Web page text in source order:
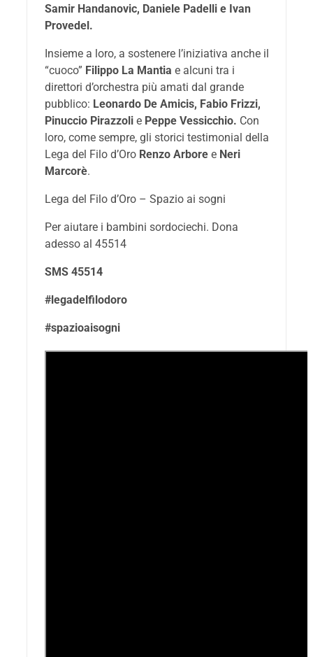
Samir Handanovic, Daniele Padelli e Ivan
Provedel.
Insieme a loro, a sostenere l’iniziativa anche il
“cuoco” Filippo La Mantia e alcuni tra i
direttori d’orchestra più amati dal grande
pubblico: Leonardo De Amicis, Fabio Frizzi,
Pinuccio Pirazzoli e Peppe Vessicchio. Con
loro, come sempre, gli storici testimonial della
Lega del Filo d’Oro Renzo Arbore e Neri
Marcorè.
Lega del Filo d’Oro – Spazio ai sogni
Per aiutare i bambini sordociechi. Dona
adesso al 45514
SMS 45514
#legadelfilodoro
#spazioaisogni